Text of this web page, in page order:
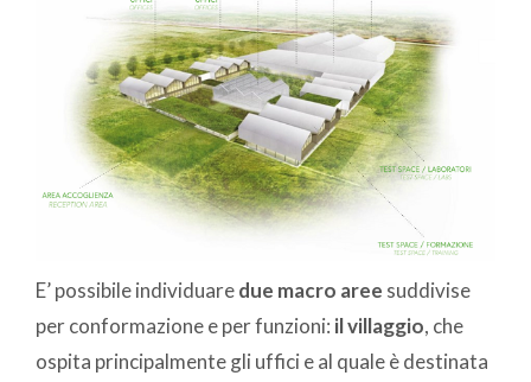
E’ possibile individuaredue macro aree suddivise
per conformazione e per funzioni: il villaggio, che
ospita principalmente gli uffici e al quale è destinata